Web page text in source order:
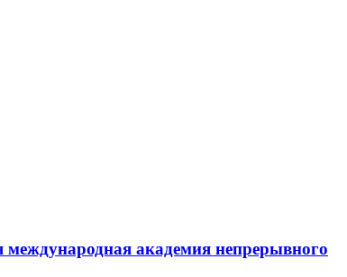
академия непрерывного